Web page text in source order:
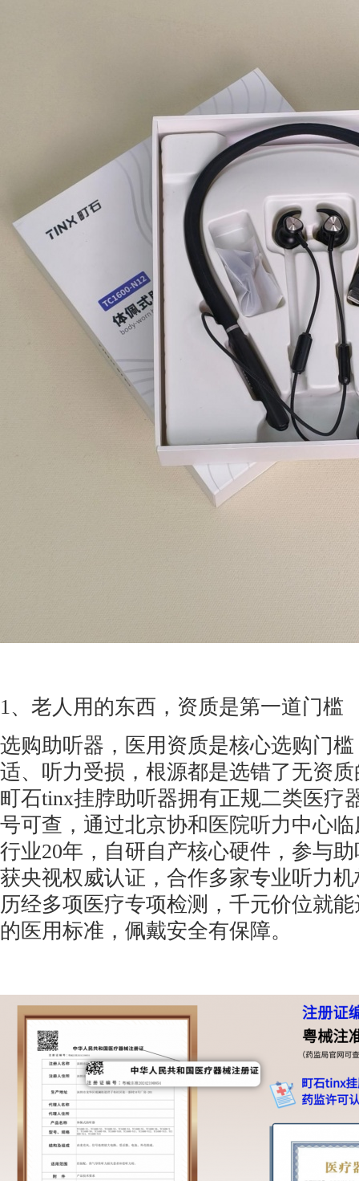
1、老人用的东西，资质是第一道门槛
选购助听器，医用资质是核心选购门
适、听力受损，根源都是选错了无资
町石tinx挂脖助听器拥有正规二类医疗
号可查，通过北京协和医院听力中心
行业20年，自研自产核心硬件，参与
获央视权威认证，合作多家专业听力
历经多项医疗专项检测，千元价位就
的医用标准，佩戴安全有保障。